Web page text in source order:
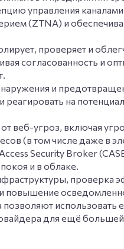
управления
(ZTNA) и
проверяет и
согласованность и
и
реагировать на
веб-угроз, включая
(в том числе даже в
Security Broker
и в облаке.
проверка
повышение
позволяют использовать
для ещё